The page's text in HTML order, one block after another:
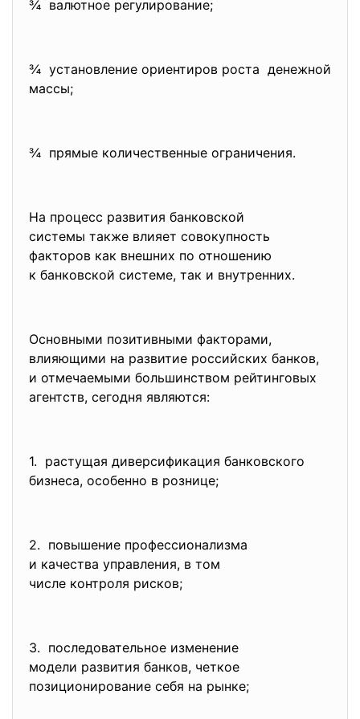
¾ валютное регулирование;
¾ установление ориентиров роста денежной
массы;
¾ прямые количественные ограничения.
На процесс развития банковской
системы также влияет совокупность
факторов как внешних по отношению
к банковской системе, так и внутренних.
Основными позитивными факторами,
влияющими на развитие российских банков,
и отмечаемыми большинством рейтинговых
агентств, сегодня являются:
1. растущая диверсификация банковского
бизнеса, особенно в рознице;
2. повышение профессионализма
и качества управления, в том
числе контроля рисков;
3. последовательное изменение
модели развития банков, четкое
позиционирование себя на рынке;